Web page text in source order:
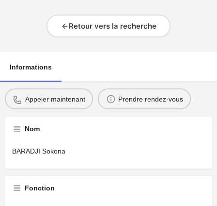
Retour vers la recherche
Informations
Appeler maintenant Prendre rendez-vous
Nom
BARADJI Sokona
Fonction